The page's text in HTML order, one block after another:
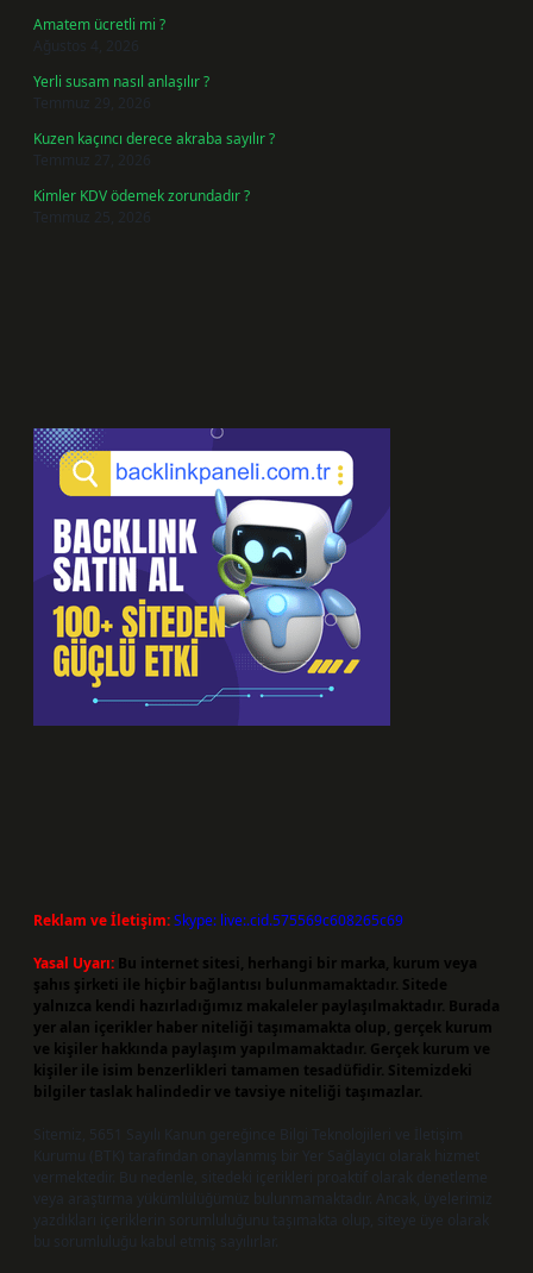
Amatem ücretli mi ?
Ağustos 4, 2026
Yerli susam nasıl anlaşılır ?
Temmuz 29, 2026
Kuzen kaçıncı derece akraba sayılır ?
Temmuz 27, 2026
Kimler KDV ödemek zorundadır ?
Temmuz 25, 2026
Reklam ve İletişim:Skype: live:.cid.575569c608265c69
Yasal Uyarı: Bu internet sitesi, herhangi bir marka, kurum veya
şahıs şirketi ile hiçbir bağlantısı bulunmamaktadır. Sitede
yalnızca kendi hazırladığımız makaleler paylaşılmaktadır. Burada
yer alan içerikler haber niteliği taşımamakta olup, gerçek kurum
ve kişiler hakkında paylaşım yapılmamaktadır. Gerçek kurum ve
kişiler ile isim benzerlikleri tamamen tesadüfidir. Sitemizdeki
bilgiler taslak halindedir ve tavsiye niteliği taşımazlar.
Sitemiz, 5651 Sayılı Kanun gereğince Bilgi Teknolojileri ve İletişim
Kurumu (BTK) tarafından onaylanmış bir Yer Sağlayıcı olarak hizmet
vermektedir. Bu nedenle, sitedeki içerikleri proaktif olarak denetleme
veya araştırma yükümlülüğümüz bulunmamaktadır. Ancak, üyelerimiz
yazdıkları içeriklerin sorumluluğunu taşımakta olup, siteye üye olarak
bu sorumluluğu kabul etmiş sayılırlar.